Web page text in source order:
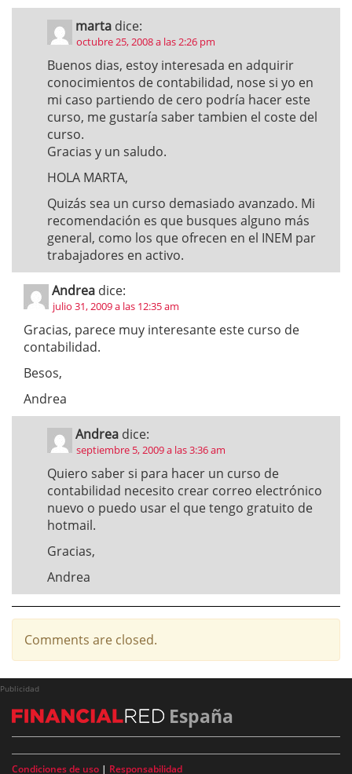
marta dice:
octubre 25, 2008 a las 2:26 pm
Buenos dias, estoy interesada en adquirir
conocimientos de contabilidad, nose si yo en
mi caso partiendo de cero podría hacer este
curso, me gustaría saber tambien el coste del
curso.
Gracias y un saludo.
HOLA MARTA,
Quizás sea un curso demasiado avanzado. Mi
recomendación es que busques alguno más
general, como los que ofrecen en el INEM par
trabajadores en activo.
Andrea dice:
julio 31, 2009 a las 12:35 am
Gracias, parece muy interesante este curso de
contabilidad.
Besos,
Andrea
Andrea dice:
septiembre 5, 2009 a las 3:36 am
Quiero saber si para hacer un curso de
contabilidad necesito crear correo electrónico
nuevo o puedo usar el que tengo gratuito de
hotmail.
Gracias,
Andrea
Comments are closed.
Publicidad
España
Condiciones de uso | Responsabilidad